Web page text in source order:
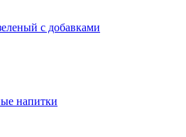
с добавками
напитки